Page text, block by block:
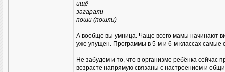
ищё
загарали
поши (пошли)
А вообще вы умница. Чаще всего мамы начинают
уже упущен. Программы в 5-м и 6-м классах
Не забудем и то, что в организме ребёнка
возрасте напрямую связаны с настроением и